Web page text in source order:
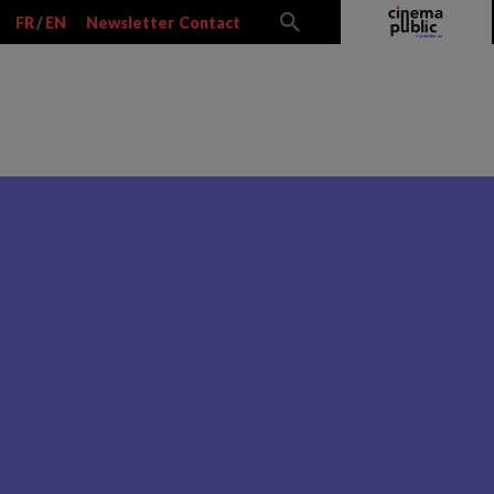
FR / EN Newsletter Contact